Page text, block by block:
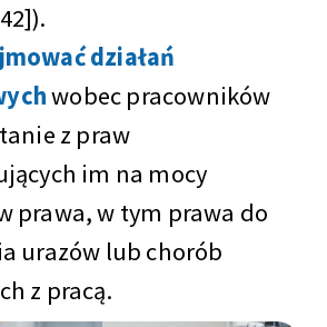
działań
wobec pracowników
z praw
im na mocy
prawa, w tym prawa do
urazów lub chorób
z pracą.